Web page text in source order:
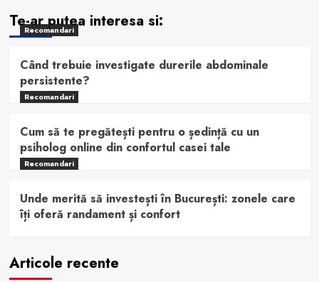
Te-ar putea interesa si:
Recomandari
Când trebuie investigate durerile abdominale
persistente?
Recomandari
Cum să te pregătești pentru o ședință cu un
psiholog online din confortul casei tale
Recomandari
Unde merită să investești în București: zonele care
îți oferă randament și confort
Articole recente